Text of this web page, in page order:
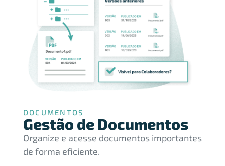
DOCUMENTOS
Gestão de Documentos
Organize e acesse documentos importantes
de forma eficiente.